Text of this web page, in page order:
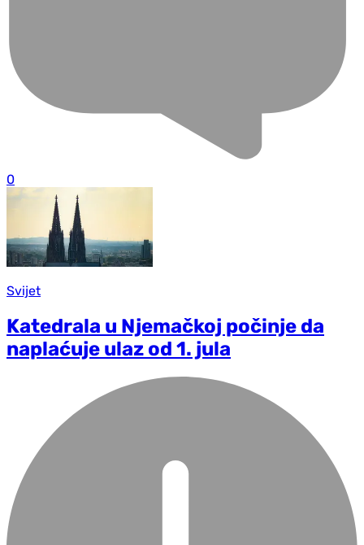
0
Svijet
Katedrala u Njemačkoj počinje da
naplaćuje ulaz od 1. jula